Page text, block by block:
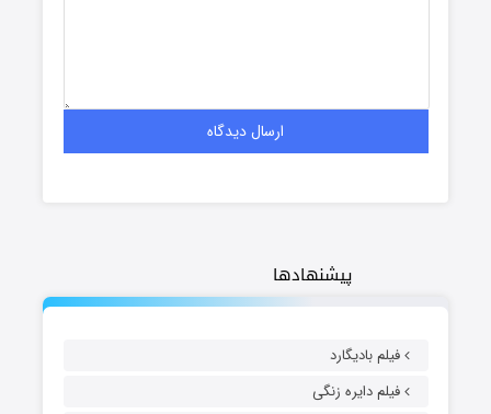
پیشنهادها
فیلم بادیگارد
فیلم دایره زنگی